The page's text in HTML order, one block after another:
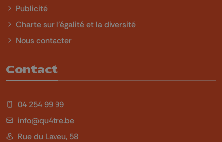
Publicité
Charte sur l'égalité et la diversité
Nous contacter
Contact
04 254 99 99
info@qu4tre.be
Rue du Laveu, 58